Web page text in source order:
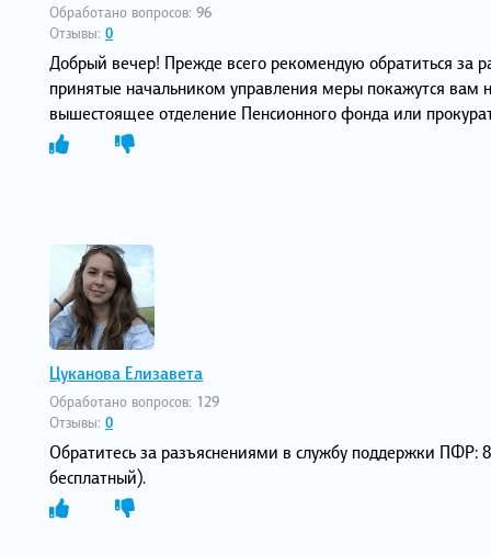
Обработано вопросов: 96
Отзывы: 0
Добрый вечер! Прежде всего рекомендую обратиться за
принятые начальником управления меры покажутся вам
вышестоящее отделение Пенсионного фонда или
Цуканова Елизавета
Обработано вопросов: 129
Отзывы: 0
Обратитесь за разъяснениями в службу поддержки
бесплатный).